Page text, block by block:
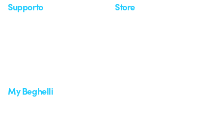
Supporto Store
My Beghelli